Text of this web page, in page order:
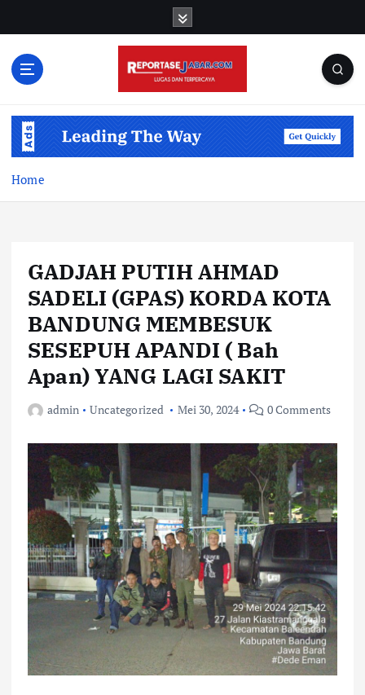
Home
GADJAH PUTIH AHMAD
SADELI (GPAS) KORDA KOTA
BANDUNG MEMBESUK
SESEPUH APANDI ( Bah
Apan) YANG LAGI SAKIT
admin Uncategorized Mei 30, 2024 0 Comments